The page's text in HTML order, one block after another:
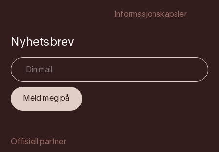
Informasjonskapsler
Nyhetsbrev
Offisiell partner